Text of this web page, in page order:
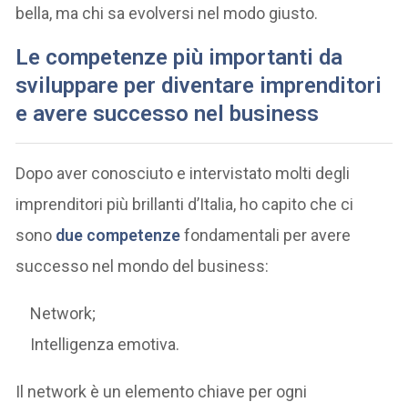
bella, ma chi sa evolversi nel modo giusto.
Le competenze più importanti da
sviluppare per diventare imprenditori
e avere successo nel business
Dopo aver conosciuto e intervistato molti degli
imprenditori più brillanti d’Italia, ho capito che ci
sono due competenzefondamentali per avere
successo nel mondo del business:
Network;
Intelligenza emotiva.
Il network è un elemento chiave per ogni